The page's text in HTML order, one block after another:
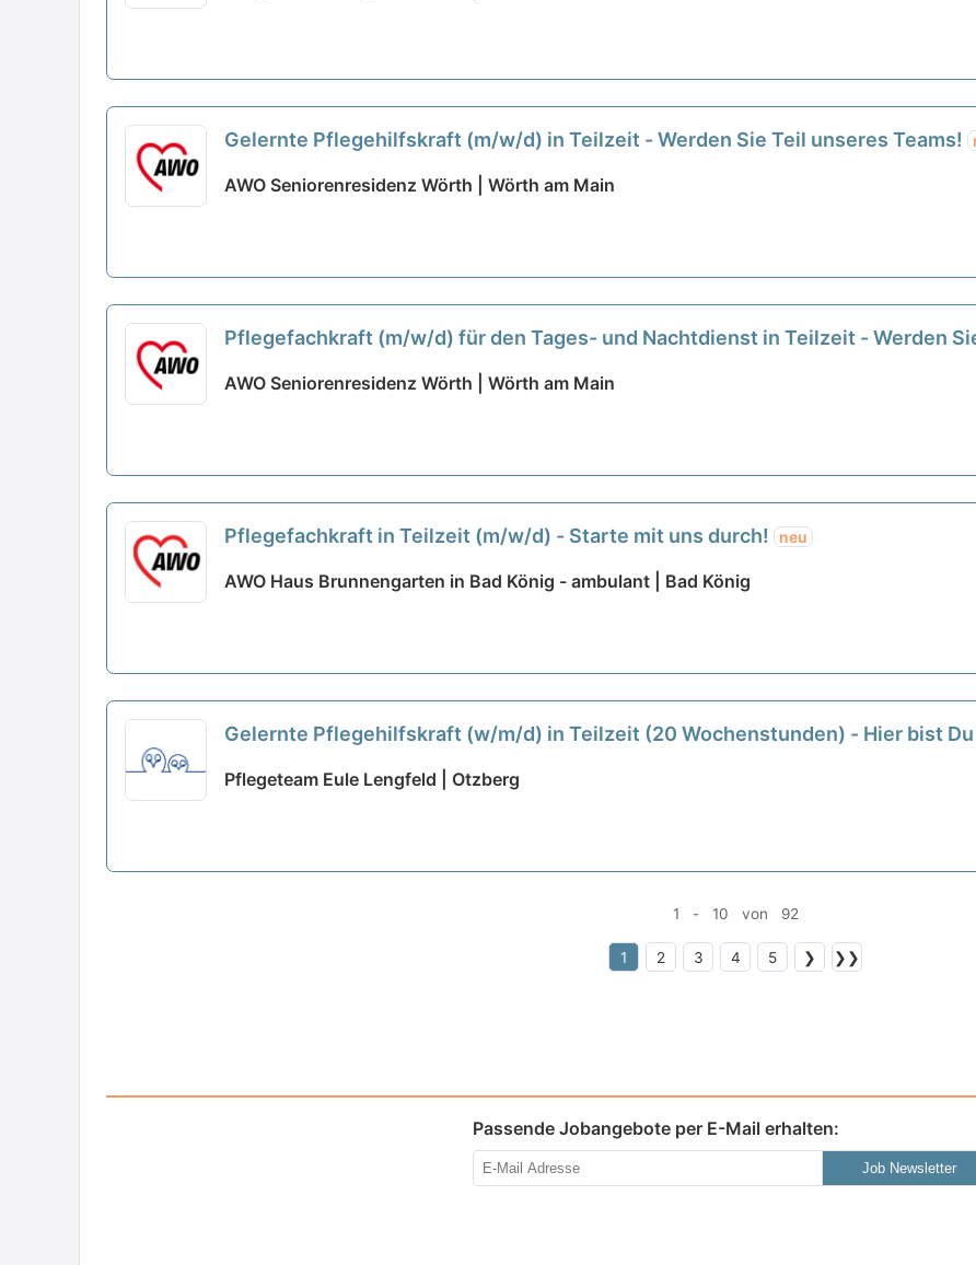
Gelernte Pflegehilfskraft (m/w/d) in Teilzeit - Werden Sie Teil unseres Teams!
AWO Seniorenresidenz Wörth | Wörth am Main
Pflegefachkraft (m/w/d) für den Tages- und Nachtdienst in Teilzeit - Werden
AWO Seniorenresidenz Wörth | Wörth am Main
Pflegefachkraft in Teilzeit (m/w/d) - Starte mit uns durch! neu
AWO Haus Brunnengarten in Bad König - ambulant | Bad König
Gelernte Pflegehilfskraft (w/m/d) in Teilzeit (20 Wochenstunden) - Hier bist
Pflegeteam Eule Lengfeld | Otzberg
1 - 10 von 92
1 2 3 4 5 ❯ ❯❯
Passende Jobangebote per E-Mail erhalten:
Job Newsletter